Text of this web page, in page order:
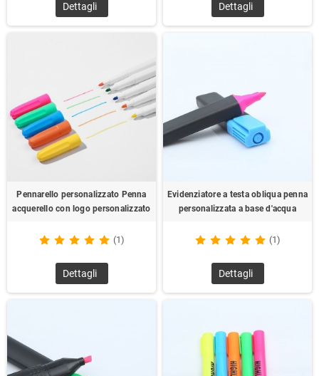
Dettagli Dettagli
Pennarello personalizzato Penna
acquerello con logo personalizzato
(1)
Dettagli
Evidenziatore a testa obliqua penna
personalizzata a base d'acqua
(1)
Dettagli